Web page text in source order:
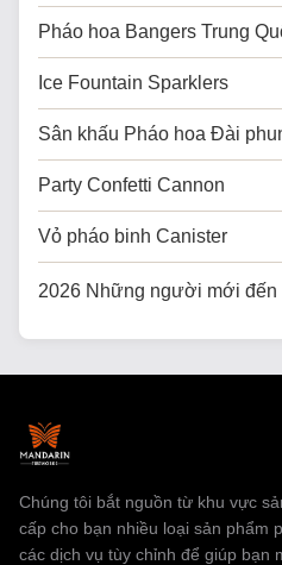
Pháo hoa Bangers Trung
Ice Fountain Sparklers
Sân khấu Pháo hoa Đài
Party Confetti Cannon
Vỏ pháo binh Canister
2026 Những người mới đến
Pháo hoa bánh kem
Pháo hoa chuyên nghiệp
pháo hoa đồ chơi
Chúng tôi bắt nguồn từ khu vực
cấp cho bạn nhiều loại sản phẩm
các dịch vụ tùy chỉnh để giúp bạn